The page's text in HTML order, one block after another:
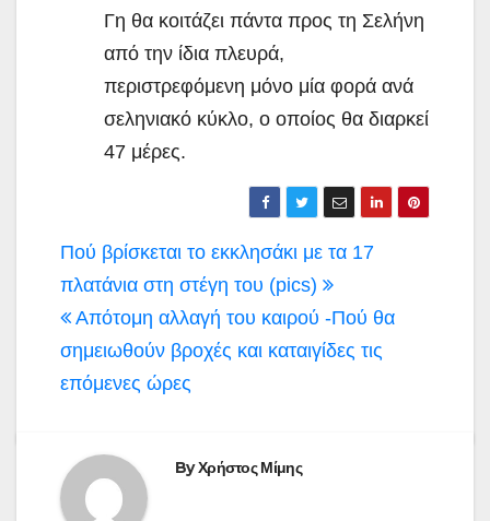
Γη θα κοιτάζει πάντα προς τη Σελήνη
από την ίδια πλευρά,
περιστρεφόμενη μόνο μία φορά ανά
σεληνιακό κύκλο, ο οποίος θα διαρκεί
47 μέρες.
Πλοήγηση
άρθρων
Πού βρίσκεται το εκκλησάκι με τα 17
πλατάνια στη στέγη του (pics)
Aπότομη αλλαγή του καιρού -Πού θα
σημειωθούν βροχές και καταιγίδες τις
επόμενες ώρες
ByΧρήστος Μίμης